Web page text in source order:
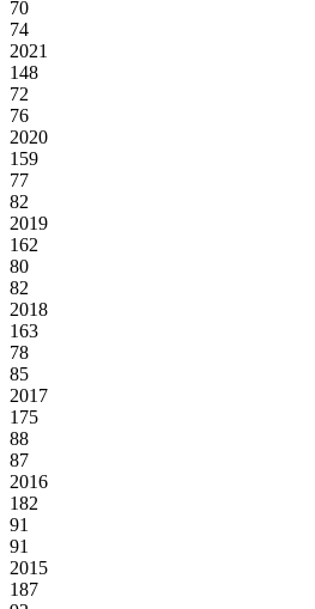
70
74
2021
148
72
76
2020
159
77
82
2019
162
80
82
2018
163
78
85
2017
175
88
87
2016
182
91
91
2015
187